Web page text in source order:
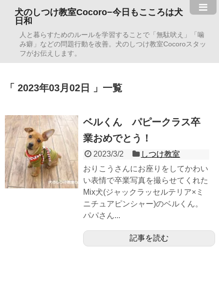
犬のしつけ教室Cocoro−今日もこころは犬
日和
人と暮らすためのルールを学習することで「無駄吠え」「噛
み癖」などの問題行動を改善。犬のしつけ教室Cocoroスタッ
フがお伝えします。
2023年03月02日 一覧
ベルくん パピークラス卒
業おめでとう！
2023/3/2
しつけ教室
おりこうさんにお座りをしてかわい
い表情で卒業写真を撮らせてくれた
Mix犬(ジャックラッセルテリア×ミ
ニチュアピンシャー)のベルくん。
パパさん...
記事を読む